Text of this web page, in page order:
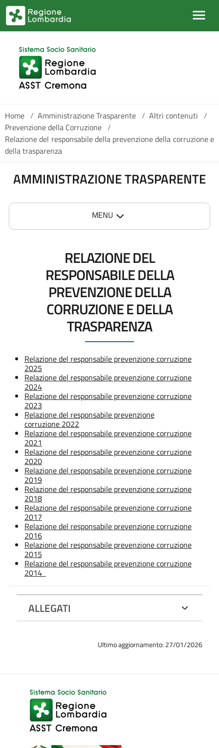
Salta al contenuto principale
Home / Amministrazione Trasparente / Altri contenuti /
Prevenzione della Corruzione /
Relazione del responsabile della prevenzione della corruzione e
della trasparenza
AMMINISTRAZIONE TRASPARENTE
MENU
RELAZIONE DEL
RESPONSABILE DELLA
PREVENZIONE DELLA
CORRUZIONE E DELLA
TRASPARENZA
Relazione del responsabile prevenzione corruzione
2025
Relazione del responsabile prevenzione corruzione
2024
Relazione del responsabile prevenzione corruzione
2023
Relazione del responsabile prevenzione
corruzione 2022
Relazione del responsabile prevenzione corruzione
2021
Relazione del responsabile prevenzione corruzione
2020
Relazione del responsabile prevenzione corruzione
2019
Relazione del responsabile prevenzione corruzione
2018
Relazione del responsabile prevenzione corruzione
2017
Relazione del responsabile prevenzione corruzione
2016
Relazione del responsabile prevenzione corruzione
2015
Relazione del responsabile prevenzione corruzione
2014
ALLEGATI
Ultimo aggiornamento: 27/01/2026